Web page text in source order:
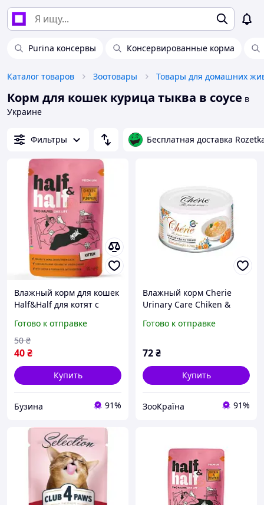
Purina консервы Консервированные корма
Каталог товаров Зоотовары
Корм для кошек курица тыква в соусе в
Украине
Фильтры Бесплатная доставка
Влажный корм для кошек
Half&Half для котят с
85 г 4820261921946
buzyna
Готово к отправке
40₴
50 ₴
Купить
Бузина 91%
Влажный корм Cherie
Urinary Care Chiken &
кусочками курицы и
поддержания
Готово к отправке
72₴
Купить
ЗооКраїна 91%